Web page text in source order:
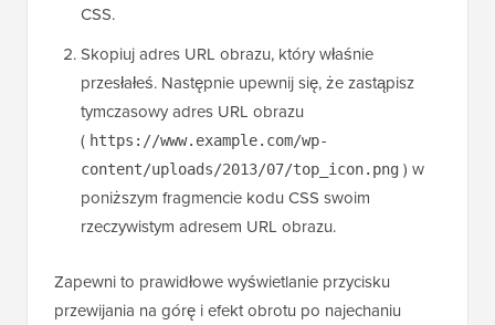
CSS.
Skopiuj adres URL obrazu, który właśnie
przesłałeś. Następnie upewnij się, że zastąpisz
tymczasowy adres URL obrazu
( https://www.example.com/wp-
content/uploads/2013/07/top_icon.png ) w
poniższym fragmencie kodu CSS swoim
rzeczywistym adresem URL obrazu.
Zapewni to prawidłowe wyświetlanie przycisku
przewijania na górę i efekt obrotu po najechaniu